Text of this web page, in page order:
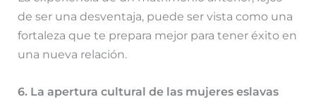
de ser una desventaja, puede ser vista como una
fortaleza que te prepara mejor para tener éxito en
una nueva relación.
6. La apertura cultural de las mujeres eslavas